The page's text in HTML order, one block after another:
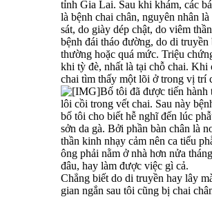
tỉnh Gia Lai. Sau khi khám, các
là bệnh chai chân, nguyên nhân
sát, do giày dép chật, do viêm
bệnh đái tháo đường, do di truyền
thường hoặc quá mức. Triệu
khi tỳ đè, nhất là tại chỗ chai. Khi
chai tìm thấy một lõi ở trong vị
Bố tôi đã được tiến hành
lôi cồi trong vết chai. Sau này
bố tôi cho biết hễ nghĩ đến lúc
sởn da gà. Bởi phần bàn chân là
thần kinh nhạy cảm nên ca tiểu
ông phải nằm ở nhà hơn nửa
đâu, hay làm được việc gì cả.
Chẳng biết do di truyền hay lây
gian ngắn sau tôi cũng bị chai